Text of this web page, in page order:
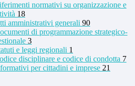
normativi su organizzazione e
18
amministrativi generali 90
di programmazione strategico-
3
e leggi regionali 1
disciplinare e codice di condotta 7
per cittadini e imprese 21